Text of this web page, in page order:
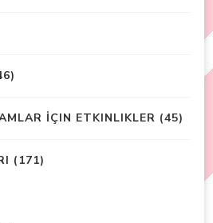
İÇIN ETKINLIKLER (45)
(171)